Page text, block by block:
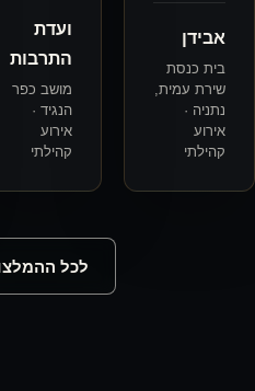
ועדת
מושב כפר
הנגיד ·
אירוע
קהילתי
דופן.
חטיבת כפיר
· אירוע
למשפחות